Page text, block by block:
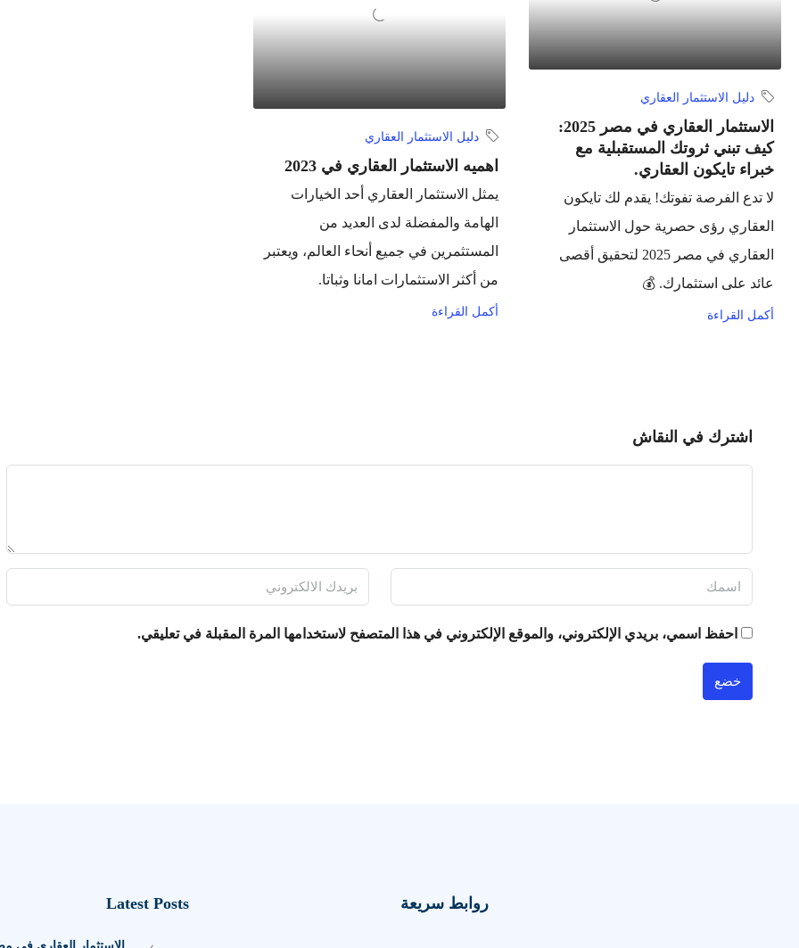
دليل الاستثمار العقاري
الاستثمار العقاري في مصر 2025:
كيف تبني ثروتك المستقبلية مع
خبراء تايكون العقاري.
لا تدع الفرصة تفوتك! يقدم لك تايكون
العقاري رؤى حصرية حول الاستثمار
العقاري في مصر 2025 لتحقيق أقصى
عائد على استثمارك. 💰
أكمل القراءة
دليل الاستثمار العقاري
اهميه الاستثمار العقاري في 2023
يمثل الاستثمار العقاري أحد الخيارات
الهامة والمفضلة لدى العديد من
المستثمرين في جميع أنحاء العالم، ويعتبر
من أكثر الاستثمارات امانا وثباتا.
أكمل القراءة
اشترك في النقاش
احفظ اسمي، بريدي الإلكتروني، والموقع الإلكتروني في هذا المتصفح لاستخدامها المرة المقبلة في تعليقي.
خضع
روابط سريعة Latest Posts